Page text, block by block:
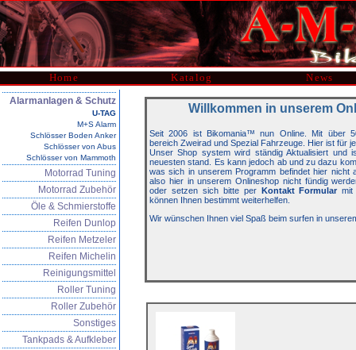
Home Katalog News
Alarmanlagen & Schutz
U-TAG
M+S Alarm
Schlösser Boden Anker
Schlösser von Abus
Schlösser von Mammoth
Motorrad Tuning
Motorrad Zubehör
Öle & Schmierstoffe
Reifen Dunlop
Reifen Metzeler
Reifen Michelin
Reinigungsmittel
Roller Tuning
Roller Zubehör
Sonstiges
Tankpads & Aufkleber
Willkommen in unserem
Seit 2006 ist Bikomania™ nun Online. Mit über
bereich Zweirad und Spezial Fahrzeuge. Hier ist für
Unser Shop system wird ständig Aktualisiert und
neuesten stand. Es kann jedoch ab und zu dazu
was sich in unserem Programm befindet hier nicht
also hier in unserem Onlineshop nicht fündig
oder setzen sich bitte per Kontakt Formularmit
können Ihnen bestimmt weiterhelfen.
Wir wünschen Ihnen viel Spaß beim surfen in